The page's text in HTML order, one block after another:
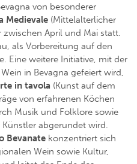
von besonderer
Medievale (Mittelalterlicher
April und Mai statt.
als Vorbereitung auf den
Eine weitere Initiative, mit der
in Bevagna gefeiert wird,
in tavola (Kunst auf dem
von erfahrenen Köchen
Musik und Folklore sowie
abgerundet wird.
Bevanate konzentriert sich
Wein sowie Kultur,